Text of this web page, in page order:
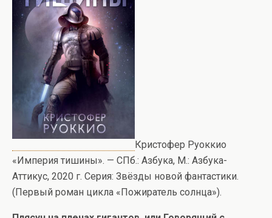
Кристофер Руоккио
«Империя тишины». — СПб.: Азбука, М.: Азбука-
Аттикус, 2020 г. Серия: Звёзды новой фантастики.
(Первый роман цикла «Пожиратель солнца»).